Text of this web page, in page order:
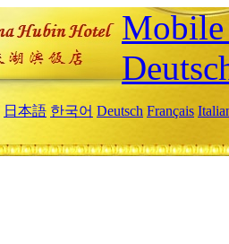
日本語 한국어 Deutsch Français